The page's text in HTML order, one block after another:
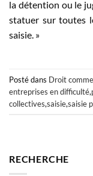
la détention ou le
statuer sur toutes
saisie. »
Posté dans Droit
entreprises en difficulté,
collectives,saisie,saisie
RECHERCHE